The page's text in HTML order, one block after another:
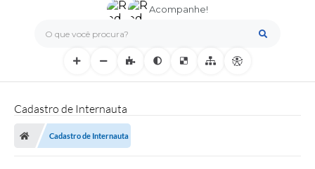
O que você procura?
Acompanhe!
Cadastro de Internauta
Cadastro de Internauta